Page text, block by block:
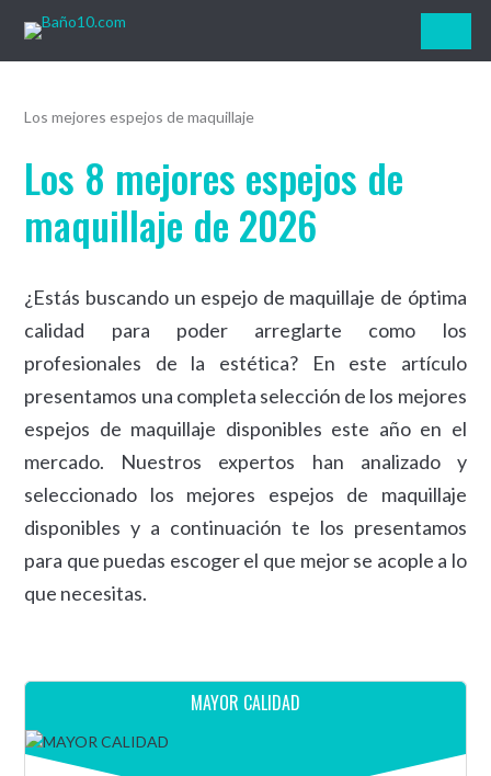
Baño10.com
Los mejores espejos de maquillaje
Los 8 mejores espejos de
maquillaje de 2026
¿Estás buscando un espejo de maquillaje de óptima
calidad para poder arreglarte como los
profesionales de la estética? En este artículo
presentamos una completa selección de los mejores
espejos de maquillaje disponibles este año en el
mercado. Nuestros expertos han analizado y
seleccionado los mejores espejos de maquillaje
disponibles y a continuación te los presentamos
para que puedas escoger el que mejor se acople a lo
que necesitas.
MAYOR CALIDAD